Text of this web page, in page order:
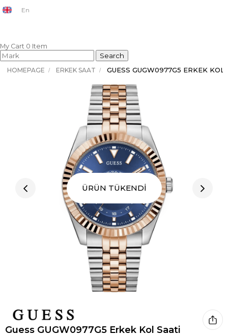
En
My Cart 0 Item
HOMEPAGE ERKEK SAAT GUESS GUGW0977G5 ERKEK KOL
ÜRÜN TÜKENDİ
Guess GUGW0977G5 Erkek Kol Saati